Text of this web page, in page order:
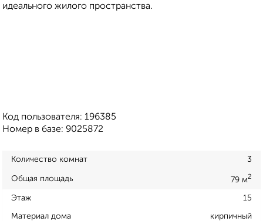
идеального жилого пространства.
Код пользователя: 196385
Номер в базе: 9025872
Количество комнат 3
Общая площадь 79 м2
Этаж 15
Материал дома кирпичный